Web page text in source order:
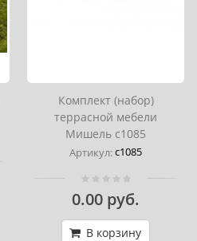
Комплект (набор)
террасной мебели
Мишель с1085
Артикул:с1085
0.00 руб.
В корзину